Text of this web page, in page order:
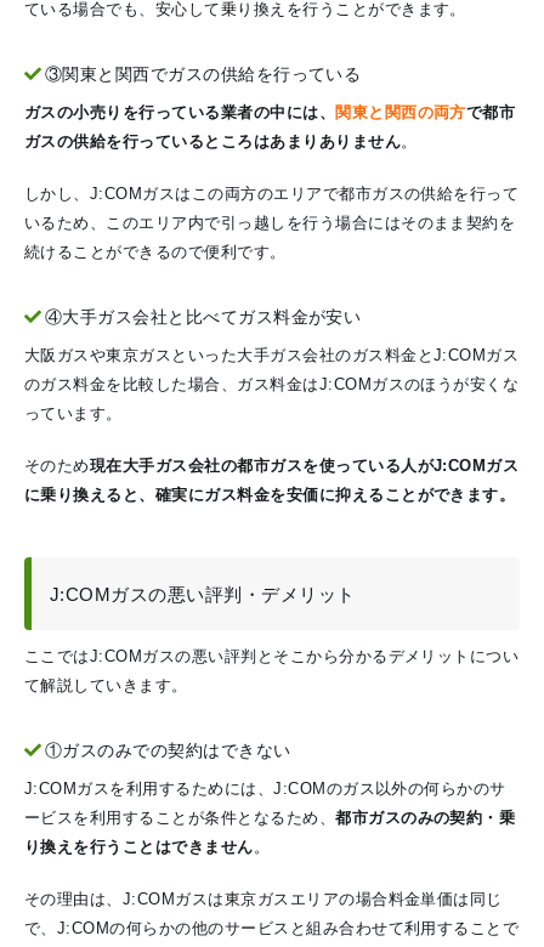
ている場合でも、安心して乗り換えを行うことができます。
③関東と関西でガスの供給を行っている
ガスの小売りを行っている業者の中には、 関東と関西の両方で都市
ガスの供給を行っているところはあまりありません。
しかし、J:COMガスはこの両方のエリアで都市ガスの供給を行って
いるため、このエリア内で引っ越しを行う場合にはそのまま契約を
続けることができるので便利です。
④大手ガス会社と比べてガス料金が安い
大阪ガスや東京ガスといった大手ガス会社のガス料金とJ:COMガス
のガス料金を比較した場合、ガス料金はJ:COMガスのほうが安くな
っています。
そのため現在大手ガス会社の都市ガスを使っている人がJ:COMガス
に乗り換えると、確実にガス料金を安価に抑えることができます。
J:COMガスの悪い評判・デメリット
ここではJ:COMガスの悪い評判とそこから分かるデメリットについ
て解説していきます。
①ガスのみでの契約はできない
J:COMガスを利用するためには、J:COMのガス以外の何らかのサ
ービスを利用することが条件となるため、都市ガスのみの契約・乗
り換えを行うことはできません。
その理由は、J:COMガスは東京ガスエリアの場合料金単価は同じ
で、J:COMの何らかの他のサービスと組み合わせて利用することで